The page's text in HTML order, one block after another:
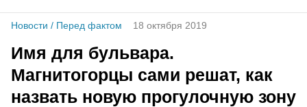
Новости / Перед фактом 18 октября 2019
Имя для бульвара.
Магнитогорцы сами решат, как
назвать новую прогулочную зону